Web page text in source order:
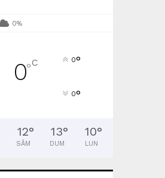
0%
0°C 0°
0°
12°
SÂM
13°
DUM
10°
LUN